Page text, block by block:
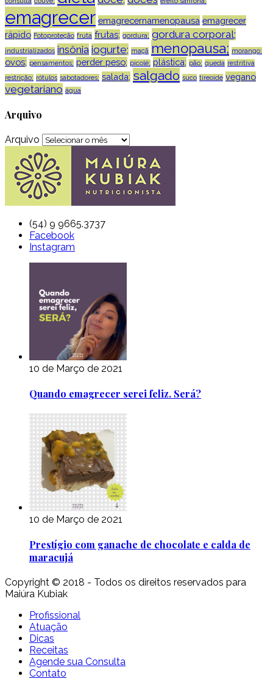
emagrecer emagrecernamenopausa emagrecer
rápido Fotoproteção fruta frutas; gordura; gordura corporal;
industrializados insônia iogurte; maçã menopausa; morango;
ovos; pensamentos; perder peso; picolé; plástica; pão; queda restritiva
restrição; rótulos sabotadores; salada; salgado suco tireoide vegano
vegetariano água
Arquivo
Arquivo
(54) 9 9665.3737
Facebook
Instagram
10 de Março de 2021
Quando emagrecer serei feliz. Será?
10 de Março de 2021
Prestígio com ganache de chocolate e calda de
maracujá
Copyright © 2018 - Todos os direitos reservados para
Maiúra Kubiak
Profissional
Atuação
Dicas
Receitas
Agende sua Consulta
Contato